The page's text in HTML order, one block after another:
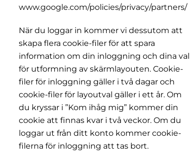
www.google.com/policies/privacy/partners/
När du loggar in kommer vi dessutom att
skapa flera cookie-filer för att spara
information om din inloggning och dina val
för utformning av skärmlayouten. Cookie-
filer för inloggning gäller i två dagar och
cookie-filer för layoutval gäller i ett år. Om
du kryssar i ”Kom ihåg mig” kommer din
cookie att finnas kvar i två veckor. Om du
loggar ut från ditt konto kommer cookie-
filerna för inloggning att tas bort.